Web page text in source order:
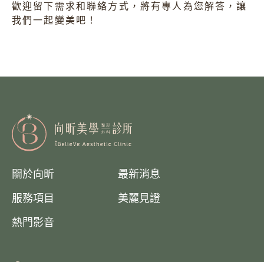
歡迎留下需求和聯絡方式，將有專人為您解答，讓
我們一起變美吧！
關於向昕 最新消息
服務項目 美麗見證
熱門影音